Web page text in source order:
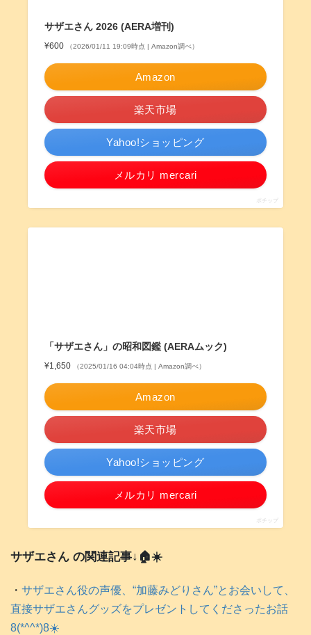
サザエさん 2026 (AERA増刊)
¥600 （2026/01/11 19:09時点 | Amazon調べ）
Amazon
楽天市場
Yahoo!ショッピング
メルカリ mercari
ポチップ
「サザエさん」の昭和図鑑 (AERAムック)
¥1,650 （2025/01/16 04:04時点 | Amazon調べ）
Amazon
楽天市場
Yahoo!ショッピング
メルカリ mercari
ポチップ
サザエさん の関連記事↓🏠️☀️
・ サザエさん役の声優、“加藤みどりさん”とお会いして、
直接サザエさんグッズをプレゼントしてくださったお話
8(*^^*)8☀️